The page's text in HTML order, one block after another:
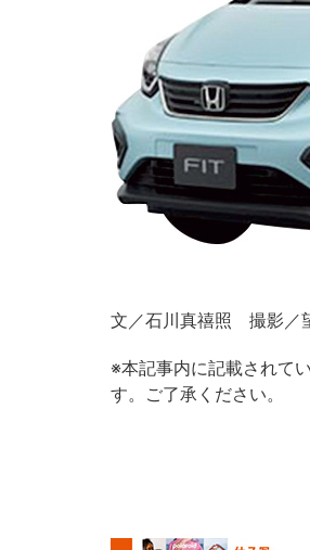
文／石川真禧照 撮影／
※本記事内に記載されて
す。ご了承ください。